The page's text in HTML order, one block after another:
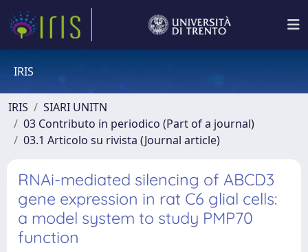
IRIS
IRIS
SIARI UNITN
03 Contributo in periodico (Part of a journal)
03.1 Articolo su rivista (Journal article)
RNAi-mediated silencing of ABCD3
gene expression in rat C6 glial cells:
a model system to study PMP70
function